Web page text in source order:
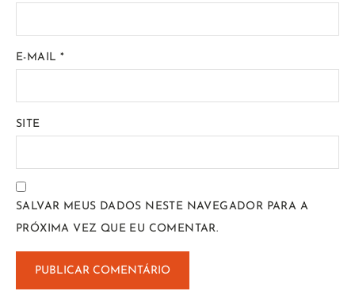
E-MAIL *
SITE
SALVAR MEUS DADOS NESTE NAVEGADOR PARA A
PRÓXIMA VEZ QUE EU COMENTAR.